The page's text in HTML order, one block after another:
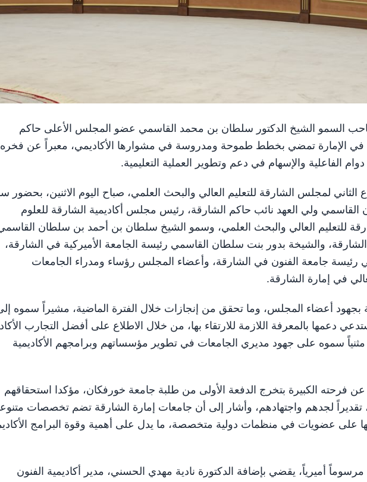
وام/ أكد صاحب السمو الشيخ الدكتور سلطان بن محمد القاسمي عضو المجلس الأعلى حاكم
في الإمارة تمضي بخطط طموحة ومدروسة في مشوارها الأكاديمي، معبراً عن فخره
دوام الفاعلية والإسهام في دعم وتطوير العملية التعليمية.
لمجلس الشارقة للتعليم العالي والبحث العلمي، صباح اليوم الاثنين، بحضور
ولي العهد نائب حاكم الشارقة، رئيس مجلس أكاديمية الشارقة للعلوم
للتعليم العالي والبحث العلمي، وسمو الشيخ سلطان بن أحمد بن سلطان
والشيخة بدور بنت سلطان القاسمي رئيسة الجامعة الأميركية في الشارقة،
جامعة الفنون في الشارقة، وأعضاء المجلس رؤساء ومدراء الجامعات
في إمارة الشارقة.
أعضاء المجلس، وما تحقق من إنجازات خلال الفترة الماضية، مشيراً سموه
تستدعي دعمها بالمعرفة اللازمة للارتقاء بها، من خلال الاطلاع على أفضل التجارب
مثنياً سموه على جهود مديري الجامعات في تطوير مؤسساتهم وبرامجهم الأكاديمية
فرحته الكبيرة بتخرج الدفعة الأولى من طلبة جامعة خورفكان، مؤكدا استحقاقهم
تقديراً لجدهم واجتهادهم، وأشار إلى أن جامعات إمارة الشارقة تضم تخصصات
عضويات في منظمات دولية متخصصة، ما يدل على أهمية وقوة البرامج
أميرياً، يقضي بإضافة الدكتورة نادية مهدي الحسني، مدير أكاديمية الفنون